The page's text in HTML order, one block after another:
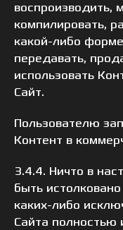
воспроизводить,
компилировать,
какой-либо
передавать,
использовать
Сайт.
Пользователю
Контент в
3.4.4. Ничто в
быть
каких-либо
Сайта полностью